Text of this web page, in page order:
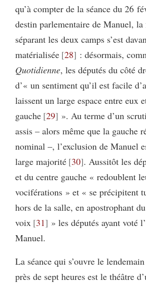
qu’à compter de la séance du 26
destin parlementaire de Manuel,
séparant les deux camps s’est
matérialisée 28 : désormais,
Quotidienne, les députés du côté
d’« un sentiment qu’il est facile
laissent un large espace entre eux
gauche 29 ». Au terme d’un
assis – alors même que la gauche
nominal –, l’exclusion de Manuel
large majorité 30 . Aussitôt les
et du centre gauche « redoublent
vociférations » et « se précipitent
hors de la salle, en apostrophant
voix 31
» les députés ayant voté
Manuel.
La séance qui s’ouvre le
près de sept heures est le théâtre